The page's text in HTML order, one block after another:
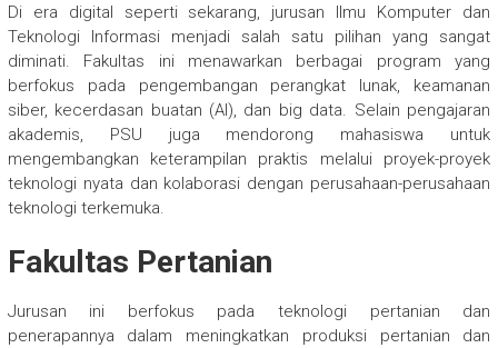
Di era digital seperti sekarang, jurusan Ilmu Komputer dan
Teknologi Informasi menjadi salah satu pilihan yang sangat
diminati. Fakultas ini menawarkan berbagai program yang
berfokus pada pengembangan perangkat lunak, keamanan
siber, kecerdasan buatan (AI), dan big data. Selain pengajaran
akademis, PSU juga mendorong mahasiswa untuk
mengembangkan keterampilan praktis melalui proyek-proyek
teknologi nyata dan kolaborasi dengan perusahaan-perusahaan
teknologi terkemuka.
Fakultas Pertanian
Jurusan ini berfokus pada teknologi pertanian dan
penerapannya dalam meningkatkan produksi pertanian dan